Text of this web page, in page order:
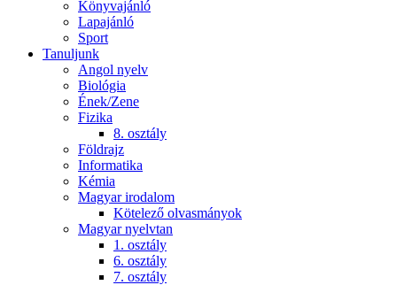
Könyvajánló
Lapajánló
Sport
Tanuljunk
Angol nyelv
Biológia
Ének/Zene
Fizika
8. osztály
Földrajz
Informatika
Kémia
Magyar irodalom
Kötelező olvasmányok
Magyar nyelvtan
1. osztály
6. osztály
7. osztály